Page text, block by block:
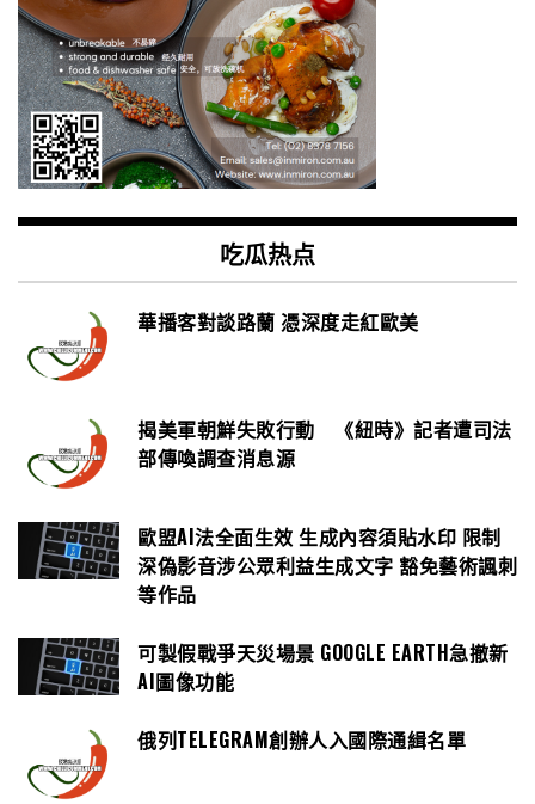
吃瓜热点
華播客對談路蘭 憑深度走紅歐美
揭美軍朝鮮失敗行動 《紐時》記者遭司法
部傳喚調查消息源
歐盟AI法全面生效 生成內容須貼水印 限制
深偽影音涉公眾利益生成文字 豁免藝術諷刺
等作品
可製假戰爭天災場景 GOOGLE EARTH急撤新
AI圖像功能
俄列TELEGRAM創辦人入國際通緝名單